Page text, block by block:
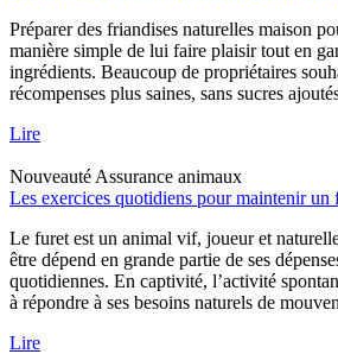
Préparer des friandises naturelles maison
manière simple de lui faire plaisir tout en
ingrédients. Beaucoup de propriétaires
récompenses plus saines, sans sucres
Lire
Nouveauté Assurance animaux
Les exercices quotidiens pour maintenir un
Le furet est un animal vif, joueur et
être dépend en grande partie de ses
quotidiennes. En captivité, l’activité
à répondre à ses besoins naturels de
Lire